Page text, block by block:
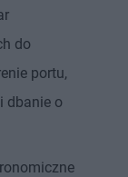
do
portu,
dbanie o